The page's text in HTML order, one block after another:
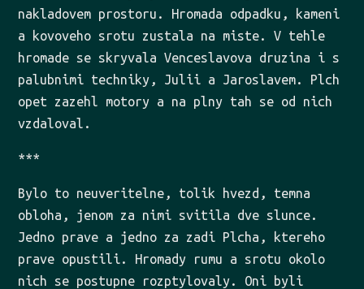
nakladovem prostoru. Hromada odpadku, kameni
a kovoveho srotu zustala na miste. V tehle
hromade se skryvala Venceslavova druzina i s
palubnimi techniky, Julii a Jaroslavem. Plch
opet zazehl motory a na plny tah se od nich
vzdaloval.
***
Bylo to neuveritelne, tolik hvezd, temna
obloha, jenom za nimi svitila dve slunce.
Jedno prave a jedno za zadi Plcha, ktereho
prave opustili. Hromady rumu a srotu okolo
nich se postupne rozptylovaly. Oni byli